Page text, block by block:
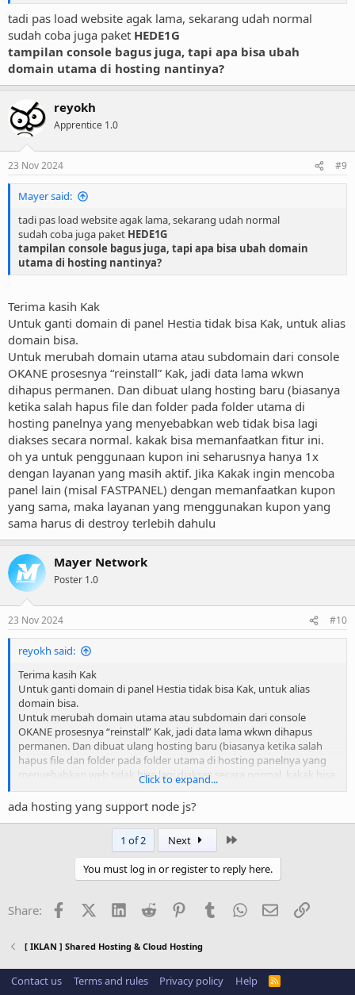
tadi pas load website agak lama, sekarang udah normal
sudah coba juga paket HEDE1G
tampilan console bagus juga, tapi apa bisa ubah
domain utama di hosting nantinya?
reyokh
Apprentice 1.0
23 Nov 2024 #9
Mayer said:
tadi pas load website agak lama, sekarang udah normal
sudah coba juga paket HEDE1G
tampilan console bagus juga, tapi apa bisa ubah domain
utama di hosting nantinya?
Terima kasih Kak
Untuk ganti domain di panel Hestia tidak bisa Kak, untuk alias
domain bisa.
Untuk merubah domain utama atau subdomain dari console
OKANE prosesnya “reinstall” Kak, jadi data lama wkwn
dihapus permanen. Dan dibuat ulang hosting baru (biasanya
ketika salah hapus file dan folder pada folder utama di
hosting panelnya yang menyebabkan web tidak bisa lagi
diakses secara normal. kakak bisa memanfaatkan fitur ini.
oh ya untuk penggunaan kupon ini seharusnya hanya 1x
dengan layanan yang masih aktif. Jika Kakak ingin mencoba
panel lain (misal FASTPANEL) dengan memanfaatkan kupon
yang sama, maka layanan yang menggunakan kupon yang
sama harus di destroy terlebih dahulu
Mayer Network
Poster 1.0
23 Nov 2024 #10
reyokh said:
Terima kasih Kak
Untuk ganti domain di panel Hestia tidak bisa Kak, untuk alias
domain bisa.
Untuk merubah domain utama atau subdomain dari console
OKANE prosesnya “reinstall” Kak, jadi data lama wkwn dihapus
permanen. Dan dibuat ulang hosting baru (biasanya ketika salah
hapus file dan folder pada folder utama di hosting panelnya yang
menyebabkan web tidak bisa lagi diakses secara normal. kakak bisa
memanfaatkan fitur ini.
oh ya untuk penggunaan kupon ini seharusnya hanya 1x dengan
layanan yang masih aktif. Jika Kakak ingin mencoba panel lain (misal
FASTPANEL) dengan memanfaatkan kupon yang sama, maka
layanan yang menggunakan kupon yang sama harus di destroy
terlebih dahulu
Click to expand...
ada hosting yang support node js?
1 of 2 Next
You must log in or register to reply here.
Share: FacebookX (Twitter)
LinkedInReddit PinterestTumblrWhatsApp
EmailLink
[ IKLAN ] Shared Hosting & Cloud Hosting
Contact us Terms and rules Privacy policy Help
R